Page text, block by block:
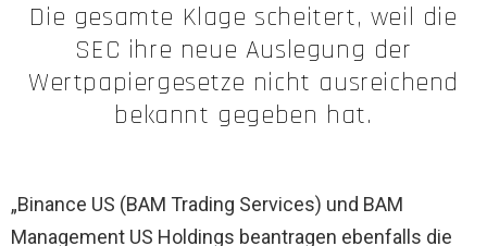
Die gesamte Klage scheitert, weil die
SEC ihre neue Auslegung der
Wertpapiergesetze nicht ausreichend
bekannt gegeben hat.
„Binance US (BAM Trading Services) und BAM
Management US Holdings beantragen ebenfalls die